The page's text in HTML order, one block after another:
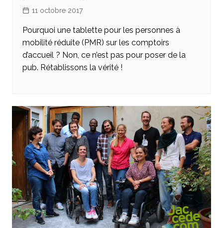
11 octobre 2017
Pourquoi une tablette pour les personnes à
mobilité réduite (PMR) sur les comptoirs
d’accueil ? Non, ce n’est pas pour poser de la
pub. Rétablissons la vérité !